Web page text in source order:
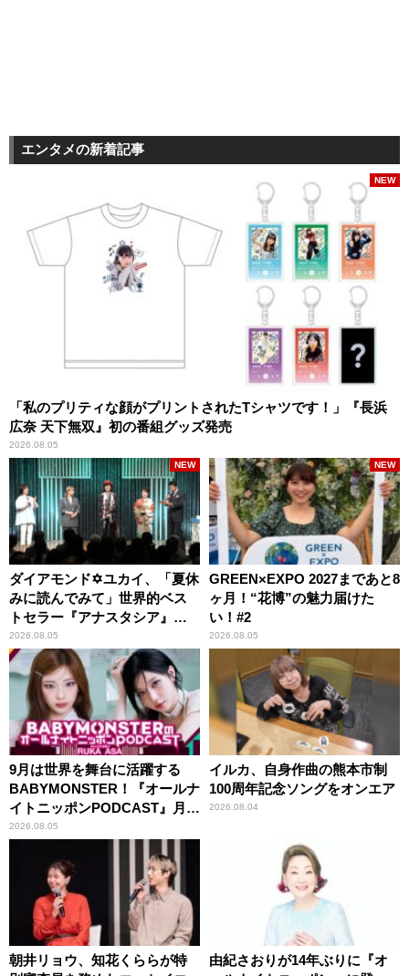
エンタメの新着記事
「私のプリティな顔がプリントされたTシャツです！」『長浜
広奈 天下無双』初の番組グッズ発売
2026.08.05
NEW
ダイアモンド✡ユカイ、「夏休
みに読んでみて」世界的ベス
トセラー『アナスタシア』を
紹介
2026.08.05
NEW
GREEN×EXPO 2027まであと8
ヶ月！“花博”の魅力届けた
い！#2
2026.08.05
NEW
9月は世界を舞台に活躍する
BABYMONSTER！『オールナ
イトニッポンPODCAST』月替
わりパーソナリティ
2026.08.05
イルカ、自身作曲の熊本市制
100周年記念ソングをオンエア
2026.08.04
朝井リョウ、知花くららが特
由紀さおりが14年ぶりに『オ